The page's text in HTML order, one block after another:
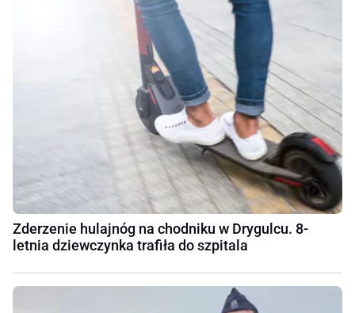
Zderzenie hulajnóg na chodniku w Drygulcu. 8-
letnia dziewczynka trafiła do szpitala